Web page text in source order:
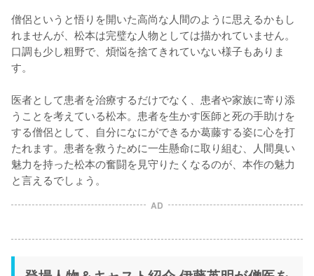
僧侶というと悟りを開いた高尚な人間のように思えるかもし
れませんが、松本は完璧な人物としては描かれていません。
口調も少し粗野で、煩悩を捨てきれていない様子もありま
す。
医者として患者を治療するだけでなく、患者や家族に寄り添
うことを考えている松本。患者を生かす医師と死の手助けを
する僧侶として、自分になにができるか葛藤する姿に心を打
たれます。患者を救うために一生懸命に取り組む、人間臭い
魅力を持った松本の奮闘を見守りたくなるのが、本作の魅力
と言えるでしょう。
AD